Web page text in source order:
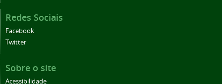
Redes Sociais
Facebook
Twitter
Sobre o site
Acessibilidade